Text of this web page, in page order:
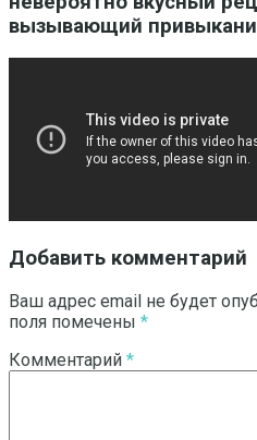
вызывающий
Добавить комментарий
Ваш адрес email не будет
поля помечены *
Комментарий *